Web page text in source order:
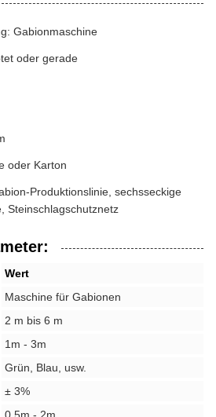
Gabionmaschine
oder gerade
oder Karton
Produktionslinie, sechsseckige
Steinschlagschutznetz
Wert
Maschine für Gabionen
2 m bis 6 m
1m - 3m
Grün, Blau, usw.
± 3%